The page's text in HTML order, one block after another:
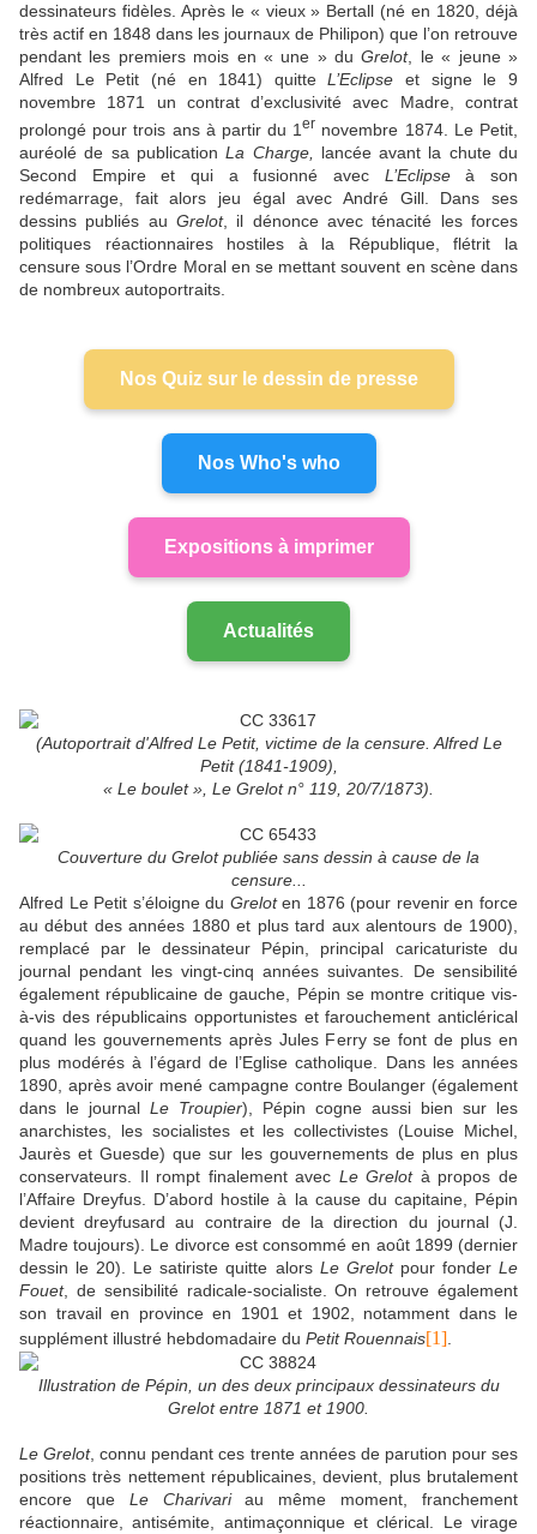
dessinateurs fidèles. Après le « vieux » Bertall (né en 1820, déjà
très actif en 1848 dans les journaux de Philipon) que l’on retrouve
pendant les premiers mois en « une » duGrelot, le « jeune »
Alfred Le Petit (né en 1841) quitteL’Eclipse et signe le 9
novembre 1871 un contrat d’exclusivité avec Madre, contrat
prolongé pour trois ans à partir du 1er novembre 1874. Le Petit,
auréolé de sa publicationLa Charge,
lancée avant la chute du
Second Empire et qui a fusionné avec L’Eclipseà son
redémarrage, fait alors jeu égal avec André Gill. Dans ses
dessins publiés au Grelot, il dénonce avec ténacité les forces
politiques réactionnaires hostiles à la République, flétrit la
censure sous l’Ordre Moral en se mettant souvent en scène dans
de nombreux autoportraits.
Nos Quiz sur le dessin de presse
Nos Who's who
Expositions à imprimer
Actualités
(Autoportrait d'Alfred Le Petit, victime de la censure. Alfred Le
Petit (1841-1909),
« Le boulet », Le Grelot n° 119, 20/7/1873).
Couverture du Grelot publiée sans dessin à cause de la
censure...
Alfred Le Petit s’éloigne du Greloten 1876 (pour revenir en force
au début des années 1880 et plus tard aux alentours de 1900),
remplacé par le dessinateur Pépin, principal caricaturiste du
journal pendant les vingt-cinq années suivantes. De sensibilité
également républicaine de gauche, Pépin se montre critique vis-
à-vis des républicains opportunistes et farouchement anticlérical
quand les gouvernements après Jules Ferry se font de plus en
plus modérés à l’égard de l’Eglise catholique. Dans les années
1890, après avoir mené campagne contre Boulanger (également
dans le journal Le Troupier), Pépin cogne aussi bien sur les
anarchistes, les socialistes et les collectivistes (Louise Michel,
Jaurès et Guesde) que sur les gouvernements de plus en plus
conservateurs. Il rompt finalement avec Le Grelotà propos de
l’Affaire Dreyfus. D’abord hostile à la cause du capitaine, Pépin
devient dreyfusard au contraire de la direction du journal (J.
Madre toujours). Le divorce est consommé en août 1899 (dernier
dessin le 20). Le satiriste quitte alors Le Grelotpour fonderLe
Fouet, de sensibilité radicale-socialiste. On retrouve également
son travail en province en 1901 et 1902, notamment dans le
supplément illustré hebdomadaire du Petit Rouennais[1]
Illustration de Pépin, un des deux principaux dessinateurs du
Grelot entre 1871 et 1900.
Le Grelot, connu pendant ces trente années de parution pour ses
positions très nettement républicaines, devient, plus brutalement
encore que Le Charivariau même moment, franchement
réactionnaire, antisémite, antimaçonnique et clérical. Le virage